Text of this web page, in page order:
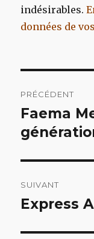
indésirables.
données de
de
l’article
PRÉCÉDENT
Article
précédent :
Faema
SUIVANT
Article
Express